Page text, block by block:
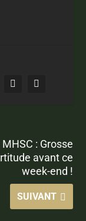
MHSC : Grosse
avant ce
week-end !
SUIVANT